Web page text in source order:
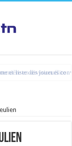
en division élite